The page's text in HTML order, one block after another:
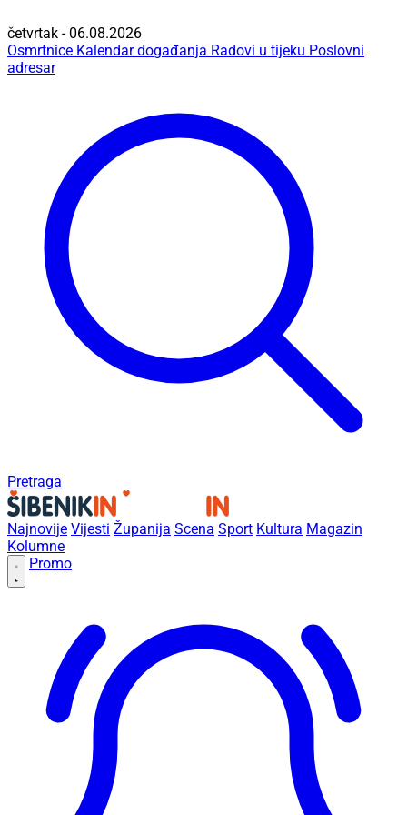
četvrtak - 06.08.2026
Osmrtnice Kalendar događanja Radovi u tijeku Poslovni
adresar
Pretraga
Najnovije Vijesti Županija Scena Sport Kultura Magazin
Kolumne
Promo